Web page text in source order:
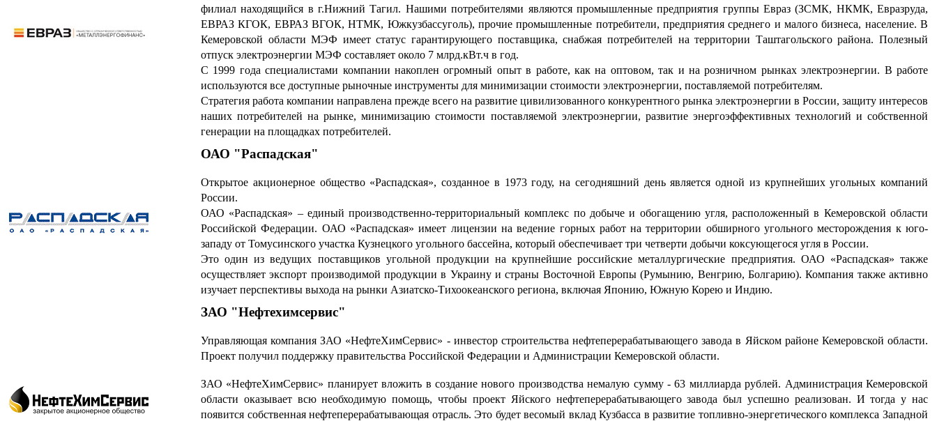
филиал находящийся в г.Нижний Тагил. Нашими потребителями являются промышленные предприятия группы Евраз (ЗСМК, НКМК, Евразруда,
ЕВРАЗ КГОК, ЕВРАЗ ВГОК, НТМК, Южкузбассуголь), прочие промышленные потребители, предприятия среднего и малого бизнеса, население. В
Кемеровской области МЭФ имеет статус гарантирующего поставщика, снабжая потребителей на территории Таштагольского района. Полезный
отпуск электроэнергии МЭФ составляет около 7 млрд.кВт.ч в год.
С 1999 года специалистами компании накоплен огромный опыт в работе, как на оптовом, так и на розничном рынках электроэнергии. В работе
используются все доступные рыночные инструменты для минимизации стоимости электроэнергии, поставляемой потребителям.
Стратегия работа компании направлена прежде всего на развитие цивилизованного конкурентного рынка электроэнергии в России, защиту интересов
наших потребителей на рынке, минимизацию стоимости поставляемой электроэнергии, развитие энергоэффективных технологий и собственной
генерации на площадках потребителей.
ОАО "Распадская"
Открытое акционерное общество «Распадская», созданное в 1973 году, на сегодняшний день является одной из крупнейших угольных компаний
России.
ОАО «Распадская» – единый производственно-территориальный комплекс по добыче и обогащению угля, расположенный в Кемеровской области
Российской Федерации. ОАО «Распадская» имеет лицензии на ведение горных работ на территории обширного угольного месторождения к юго-
западу от Томусинского участка Кузнецкого угольного бассейна, который обеспечивает три четверти добычи коксующегося угля в России.
Это один из ведущих поставщиков угольной продукции на крупнейшие российские металлургические предприятия. ОАО «Распадская» также
осуществляет экспорт производимой продукции в Украину и страны Восточной Европы (Румынию, Венгрию, Болгарию). Компания также активно
изучает перспективы выхода на рынки Азиатско-Тихоокеанского региона, включая Японию, Южную Корею и Индию.
ЗАО "Нефтехимсервис"
Управляющая компания ЗАО «НефтеХимСервис» - инвестор строительства нефтеперерабатывающего завода в Яйском районе Кемеровской области.
Проект получил поддержку правительства Российской Федерации и Администрации Кемеровской области.
ЗАО «НефтеХимСервис» планирует вложить в создание нового производства немалую сумму - 63 миллиарда рублей. Администрация Кемеровской
области оказывает всю необходимую помощь, чтобы проект Яйского нефтеперерабатывающего завода был успешно реализован. И тогда у нас
появится собственная нефтеперерабатывающая отрасль. Это будет весомый вклад Кузбасса в развитие топливно-энергетического комплекса Западной